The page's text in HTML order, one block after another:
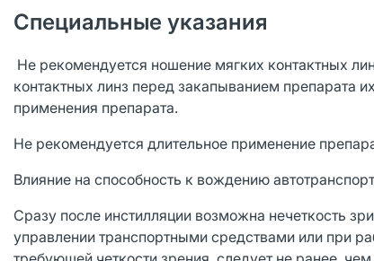
Специальные указания
Не рекомендуется ношение мягких контактных
контактных линз перед закапыванием препарата
применения препарата.
Не рекомендуется длительное применение
Влияние на способность к вождению
Сразу после инстилляции возможна нечеткость
управлении транспортными средствами или при